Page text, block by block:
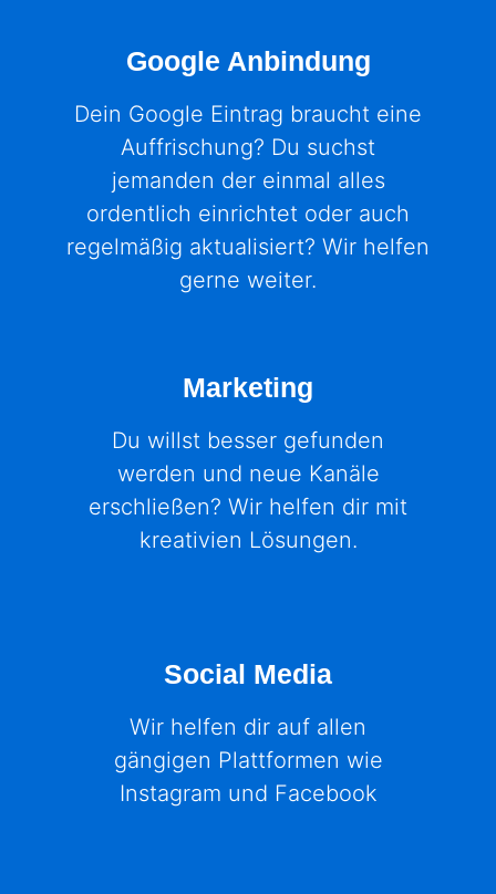
Google Anbindung
Dein Google Eintrag braucht eine
Auffrischung? Du suchst
jemanden der einmal alles
ordentlich einrichtet oder auch
regelmäßig aktualisiert? Wir helfen
gerne weiter.
Marketing
Du willst besser gefunden
werden und neue Kanäle
erschließen? Wir helfen dir mit
kreativien Lösungen.
Social Media
Wir helfen dir auf allen
gängigen Plattformen wie
Instagram und Facebook